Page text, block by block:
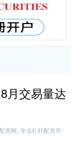
月交易量达
资网_专业杠杆配资开